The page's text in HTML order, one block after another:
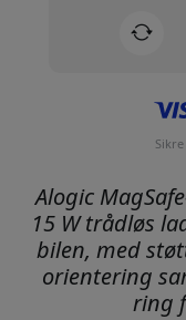
Alogic
15 W trådløs
bilen, med
orientering
ring